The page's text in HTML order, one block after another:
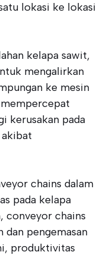
lokasi ke lokasi
kelapa sawit,
mengalirkan
ke mesin
kerusakan pada
chains dalam
pada kelapa
conveyor chains
pengemasan
produktivitas